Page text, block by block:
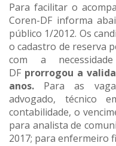
Para facilitar o
Coren-DF informa
público 1/2012. Os
o cadastro de reserva
com a
DF prorrogou a
anos. Para as
advogado, técnico
contabilidade, o
para analista de
2017; para enfermeiro